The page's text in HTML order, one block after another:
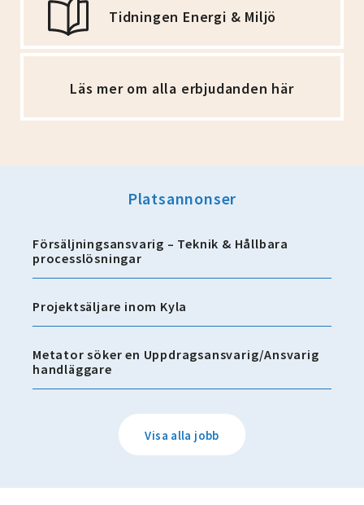
Tidningen Energi & Miljö
Läs mer om alla erbjudanden här
Platsannonser
Försäljningsansvarig – Teknik & Hållbara
processlösningar
Projektsäljare inom Kyla
Metator söker en Uppdragsansvarig/Ansvarig
handläggare
Visa alla jobb